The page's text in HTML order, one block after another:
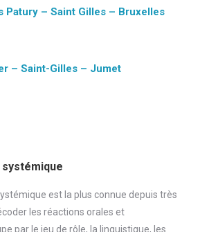
Patury – Saint Gilles – Bruxelles
– Saint-Gilles – Jumet
est la plus connue depuis très
les réactions orales et
par le jeu de rôle, la linguistique, les